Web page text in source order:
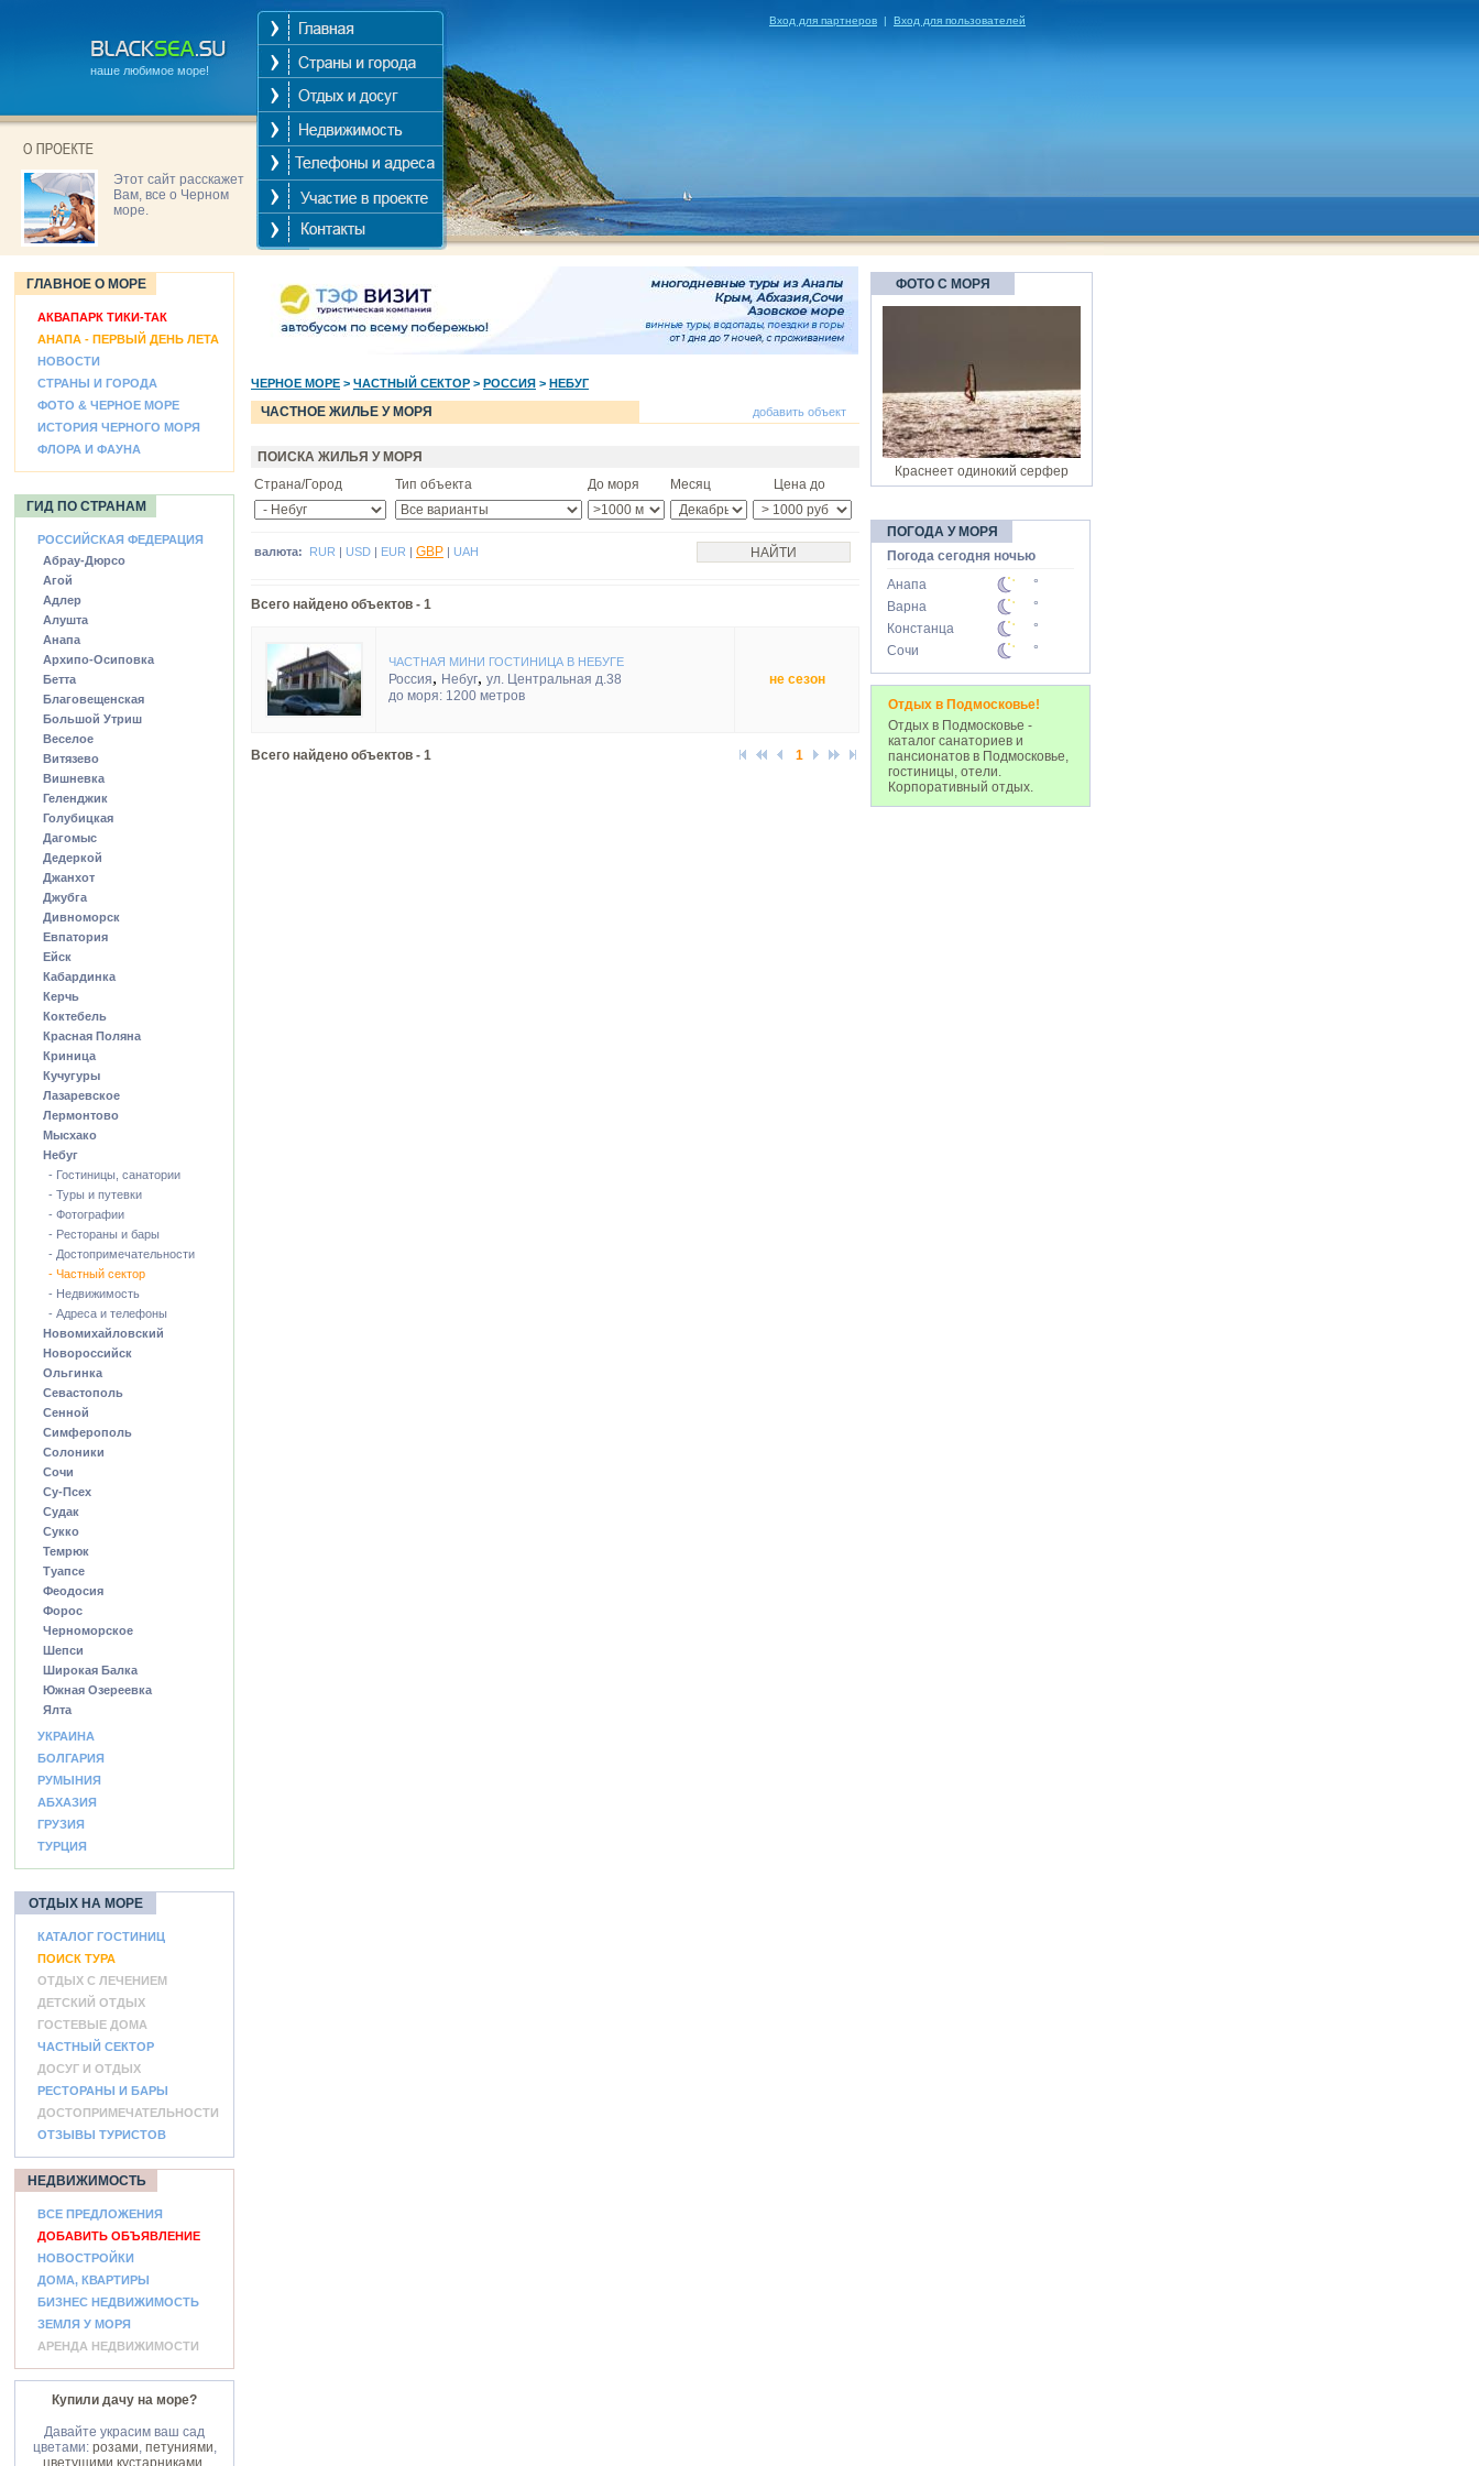
наше любимое море!
Этот сайт расскажет
Вам, все о Черном
море.
Вход для партнеров | Вход для пользователей
ГЛАВНОЕ О МОРЕ
АКВАПАРК ТИКИ-ТАК
АНАПА - ПЕРВЫЙ ДЕНЬ ЛЕТА
НОВОСТИ
СТРАНЫ И ГОРОДА
ФОТО & ЧЕРНОЕ МОРЕ
ИСТОРИЯ ЧЕРНОГО МОРЯ
ФЛОРА И ФАУНА
ГИД ПО СТРАНАМ
РОССИЙСКАЯ ФЕДЕРАЦИЯ
Абрау-Дюрсо
Агой
Адлер
Алушта
Анапа
Архипо-Осиповка
Бетта
Благовещенская
Большой Утриш
Веселое
Витязево
Вишневка
Геленджик
Голубицкая
Дагомыс
Дедеркой
Джанхот
Джубга
Дивноморск
Евпатория
Ейск
Кабардинка
Керчь
Коктебель
Красная Поляна
Криница
Кучугуры
Лазаревское
Лермонтово
Мысхако
Небуг
- Гостиницы, санатории
- Туры и путевки
- Фотографии
- Рестораны и бары
- Достопримечательности
- Частный сектор
- Недвижимость
- Адреса и телефоны
Новомихайловский
Новороссийск
Ольгинка
Севастополь
Сенной
Симферополь
Солоники
Сочи
Су-Псех
Судак
Сукко
Темрюк
Туапсе
Феодосия
Форос
Черноморское
Шепси
Широкая Балка
Южная Озереевка
Ялта
УКРАИНА
БОЛГАРИЯ
РУМЫНИЯ
АБХАЗИЯ
ГРУЗИЯ
ТУРЦИЯ
ОТДЫХ НА МОРЕ
КАТАЛОГ ГОСТИНИЦ
ПОИСК ТУРА
ОТДЫХ С ЛЕЧЕНИЕМ
ДЕТСКИЙ ОТДЫХ
ГОСТЕВЫЕ ДОМА
ЧАСТНЫЙ СЕКТОР
ДОСУГ И ОТДЫХ
РЕСТОРАНЫ И БАРЫ
ДОСТОПРИМЕЧАТЕЛЬНОСТИ
ОТЗЫВЫ ТУРИСТОВ
НЕДВИЖИМОСТЬ
ВСЕ ПРЕДЛОЖЕНИЯ
ДОБАВИТЬ ОБЪЯВЛЕНИЕ
НОВОСТРОЙКИ
ДОМА, КВАРТИРЫ
БИЗНЕС НЕДВИЖИМОСТЬ
ЗЕМЛЯ У МОРЯ
АРЕНДА НЕДВИЖИМОСТИ
Купили дачу на море?
Давайте украсим ваш сад
цветами: розами, петуниями,
цветущими кустарниками
ЧЕРНОЕ МОРЕ > ЧАСТНЫЙ СЕКТОР > РОССИЯ > НЕБУГ
ЧАСТНОЕ ЖИЛЬЕ У МОРЯ добавить объект
ПОИСКА ЖИЛЬЯ У МОРЯ
Страна/Город
Тип объекта До моря Месяц Цена до
валюта: RUR | USD | EUR | GBP | UAH
Всего найдено объектов - 1
ЧАСТНАЯ МИНИ ГОСТИНИЦА В НЕБУГЕ
Россия, Небуг, ул. Центральная д.38
до моря: 1200 метров
не сезон
Всего найдено объектов - 1 1
ФОТО С МОРЯ
Краснеет одинокий серфер
ПОГОДА У МОРЯ
Погода сегодня ночью
Анапа
°
Варна
°
Констанца
°
Сочи
°
Отдых в Подмосковье!
Отдых в Подмосковье -
каталог санаториев и
пансионатов в Подмосковье,
гостиницы, отели.
Корпоративный отдых.